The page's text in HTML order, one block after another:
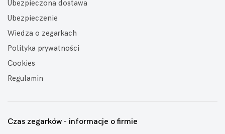
Ubezpieczona dostawa
Ubezpieczenie
Wiedza o zegarkach
Polityka prywatności
Cookies
Regulamin
Czas zegarków - informacje o firmie